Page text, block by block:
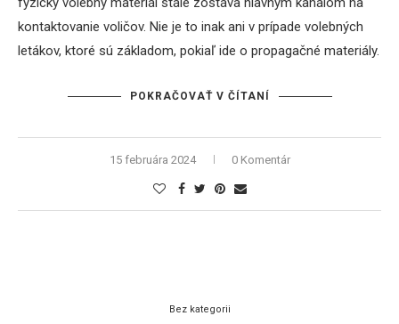
kontaktovanie voličov. Nie je to inak ani v prípade volebných
letákov, ktoré sú základom, pokiaľ ide o propagačné materiály.
POKRAČOVAŤ V ČÍTANÍ
15 februára 2024 0 Komentár
Bez kategorii